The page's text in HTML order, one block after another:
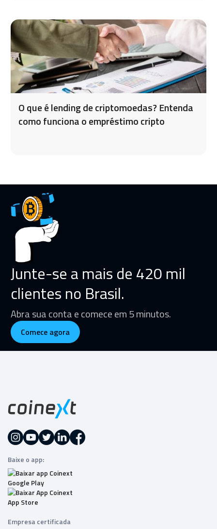
O que é lending de criptomoedas? Entenda
como funciona o empréstimo cripto
Junte-se a mais de 420 mil
clientes no Brasil.
Abra sua conta e comece em 5 minutos.
Comece agora
Baixe o app:
Empresa certificada